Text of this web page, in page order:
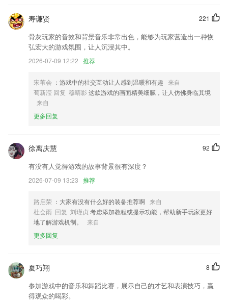
报功能入口
修复部分小错误，
提升了阅读体验
联系我们
进行打分评论，说出您的使用经历，以帮助我们更好的对产品进行优化修
221
寿谦贤
骨灰玩家的音效和背景音乐非常出色，能够为玩家营造出一种恢
弘宏大的游戏氛围，让人沉浸其中。
2026-07-09 12:22 推荐
宋苇会 ：游戏中的社交互动让人感到温暖和有趣 来自
荀新滢 回复 穆晴影 这款游戏的画面精美细腻，让人仿佛身临其境
来自
更多回复
92
徐离庆慧
有没有人觉得游戏的故事背景很有深度？
2026-07-09 13:23 推荐
路启荣 ：大家有没有什么好的装备推荐啊 来自
杜会雨 回复 刘瑾贞 考虑添加教程或提示功能，帮助新手玩家更好
地了解游戏机制。
来自
更多回复
8
夏巧翔
参加游戏中的音乐和舞蹈比赛，展示自己的才艺和表演技巧，赢
得观众的喝彩。